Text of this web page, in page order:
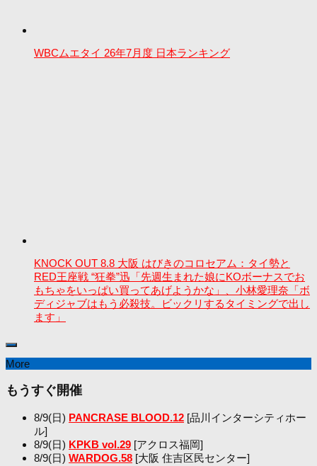
WBCムエタイ 26年7月度 日本ランキング
KNOCK OUT 8.8 大阪 はびきのコロセアム：タイ勢と
RED王座戦 “狂拳”迅「先週生まれた娘にKOボーナスでお
もちゃをいっぱい買ってあげようかな」、小林愛理奈「ボ
ディジャブはもう必殺技。ビックリするタイミングで出し
ます」
More
もうすぐ開催
8/9(日) PANCRASE BLOOD.12 [品川インターシティホー
ル]
8/9(日) KPKB vol.29 [アクロス福岡]
8/9(日) WARDOG.58 [大阪 住吉区民センター]